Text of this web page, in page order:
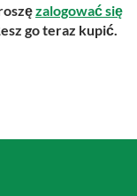
zalogować się
go teraz kupić.